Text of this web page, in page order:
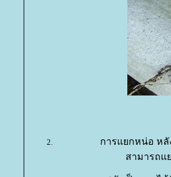
การแยกหน่อ ห
สามารถแ